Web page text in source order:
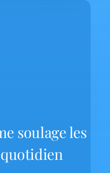
soulage les